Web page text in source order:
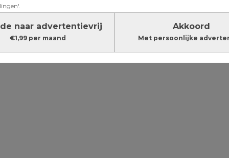
naar advertentievrij
€1,99 per maand
Akkoord
Met persoonlijke
klunzig is het wel. Zo ook deze keer.
Lees verder onder de advertentie